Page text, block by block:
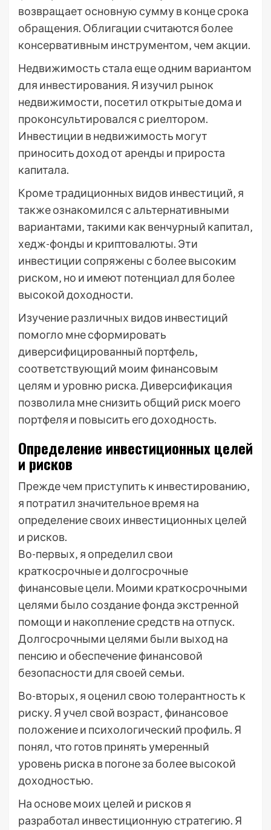
возвращает основную сумму в конце срока
обращения. Облигации считаются более
консервативным инструментом‚ чем акции.
Недвижимость стала еще одним вариантом
для инвестирования. Я изучил рынок
недвижимости‚ посетил открытые дома и
проконсультировался с риелтором.
Инвестиции в недвижимость могут
приносить доход от аренды и прироста
капитала.
Кроме традиционных видов инвестиций‚ я
также ознакомился с альтернативными
вариантами‚ такими как венчурный капитал‚
хедж-фонды и криптовалюты. Эти
инвестиции сопряжены с более высоким
риском‚ но и имеют потенциал для более
высокой доходности.
Изучение различных видов инвестиций
помогло мне сформировать
диверсифицированный портфель‚
соответствующий моим финансовым
целям и уровню риска. Диверсификация
позволила мне снизить общий риск моего
портфеля и повысить его доходность.
Определение инвестиционных целей
и рисков
Прежде чем приступить к инвестированию‚
я потратил значительное время на
определение своих инвестиционных целей
и рисков.
Во-первых‚ я определил свои
краткосрочные и долгосрочные
финансовые цели. Моими краткосрочными
целями было создание фонда экстренной
помощи и накопление средств на отпуск.
Долгосрочными целями были выход на
пенсию и обеспечение финансовой
безопасности для своей семьи.
Во-вторых‚ я оценил свою толерантность к
риску. Я учел свой возраст‚ финансовое
положение и психологический профиль. Я
понял‚ что готов принять умеренный
уровень риска в погоне за более высокой
доходностью.
На основе моих целей и рисков я
разработал инвестиционную стратегию. Я